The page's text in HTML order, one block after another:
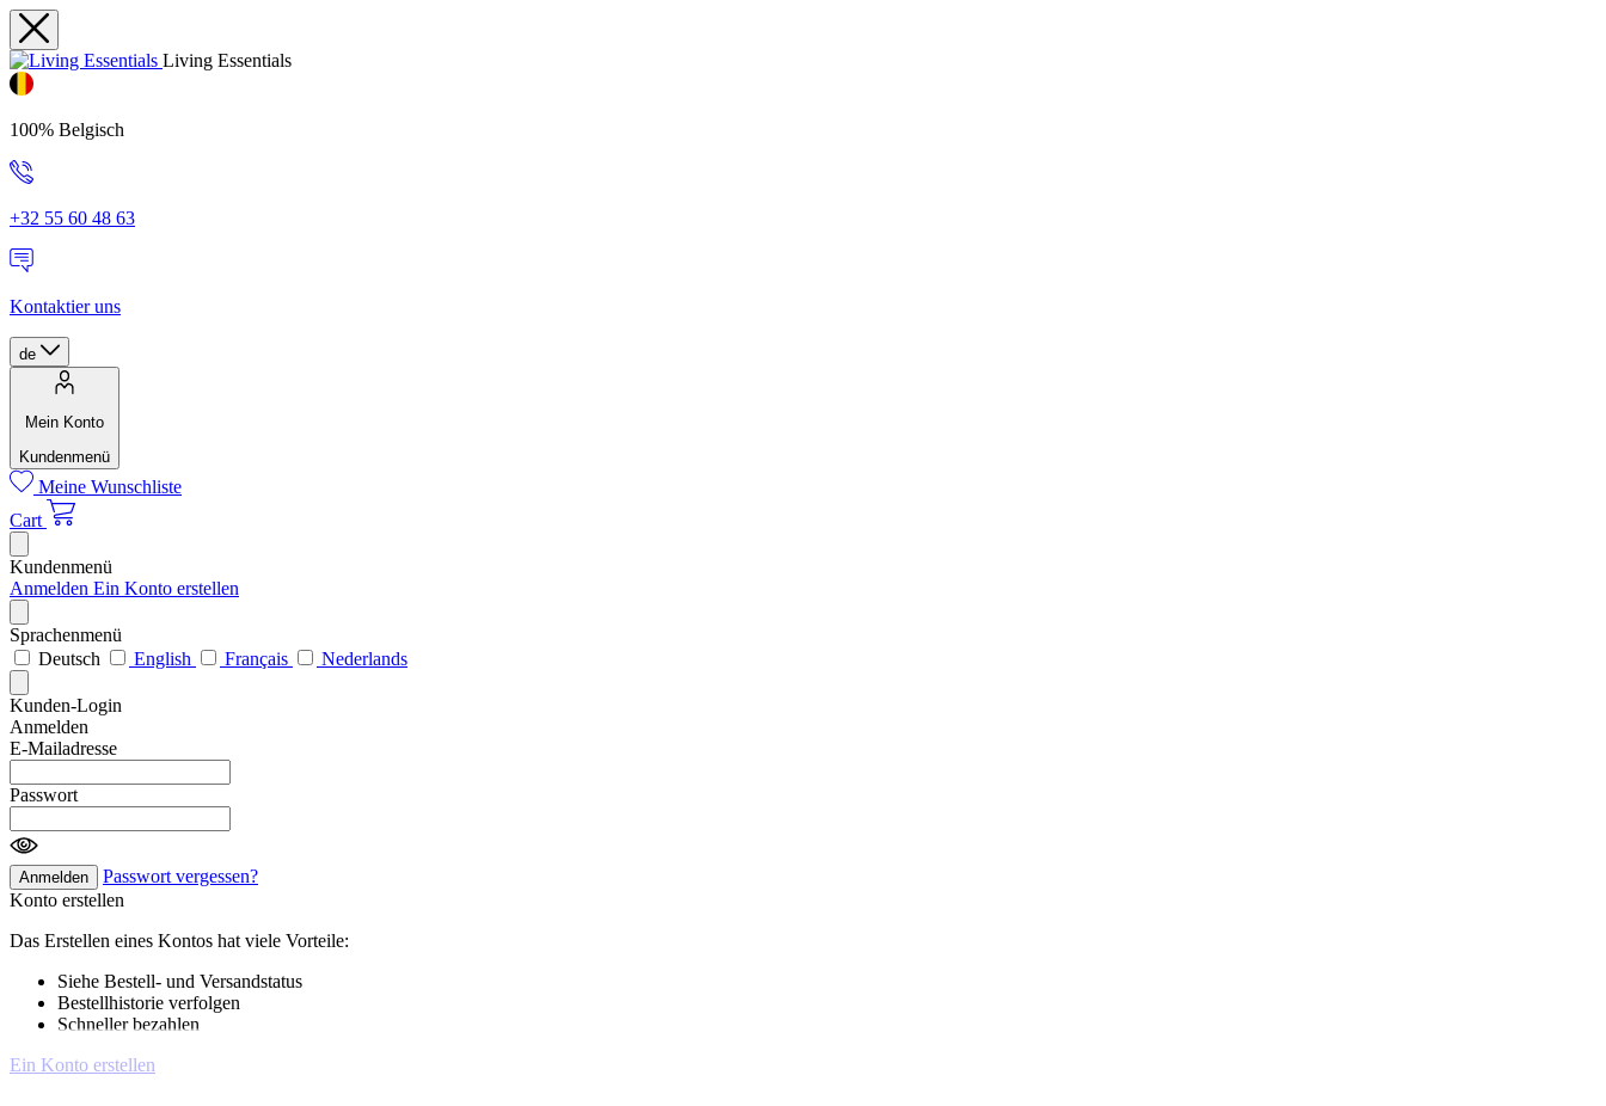
Living Essentials
100% Belgisch
+32 55 60 48 63
Kontaktier uns
de
Mein Konto
Kundenmenü
Meine Wunschliste
Cart
Kundenmenü
Anmelden Ein Konto erstellen
Sprachenmenü
Deutsch
English Français Nederlands
Kunden-Login
Anmelden
E-Mailadresse
Passwort
Anmelden
Passwort vergessen?
Konto erstellen
Das Erstellen eines Kontos hat viele Vorteile:
Siehe Bestell- und Versandstatus
Bestellhistorie verfolgen
Schneller bezahlen
Ein Konto erstellen